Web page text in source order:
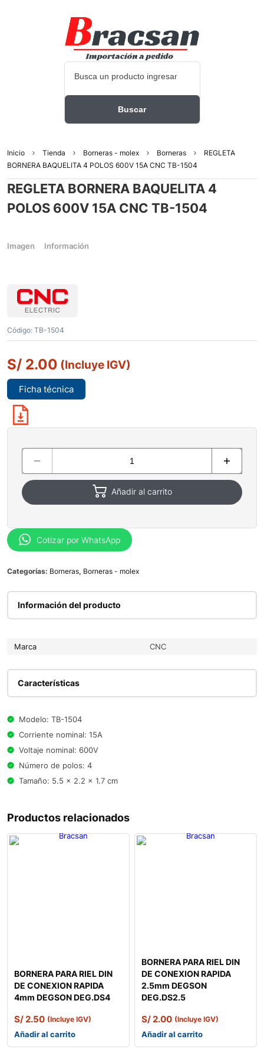
Inicio Tienda Borneras - molex Borneras
REGLETA
BORNERA BAQUELITA 4 POLOS 600V 15A CNC TB-1504
REGLETA BORNERA BAQUELITA 4
POLOS 600V 15A CNC TB-1504
Imagen Información
Código: TB-1504
S/ 2.00 (Incluye IGV)
Ficha técnica
Añadir al carrito
Cotizar por WhatsApp
Categorías: Borneras, Borneras - molex
Información del producto
Marca CNC
Características
Modelo: TB-1504
Corriente nominal: 15A
Voltaje nominal: 600V
Número de polos: 4
Tamaño: 5.5 x 2.2 x 1.7 cm
Productos relacionados
BORNERA PARA RIEL DIN
DE CONEXION RAPIDA
4mm DEGSON DEG.DS4
S/2.50 (Incluye IGV)
Añadir al carrito
BORNERA PARA RIEL DIN
DE CONEXION RAPIDA
2.5mm DEGSON
DEG.DS2.5
S/2.00 (Incluye IGV)
Añadir al carrito